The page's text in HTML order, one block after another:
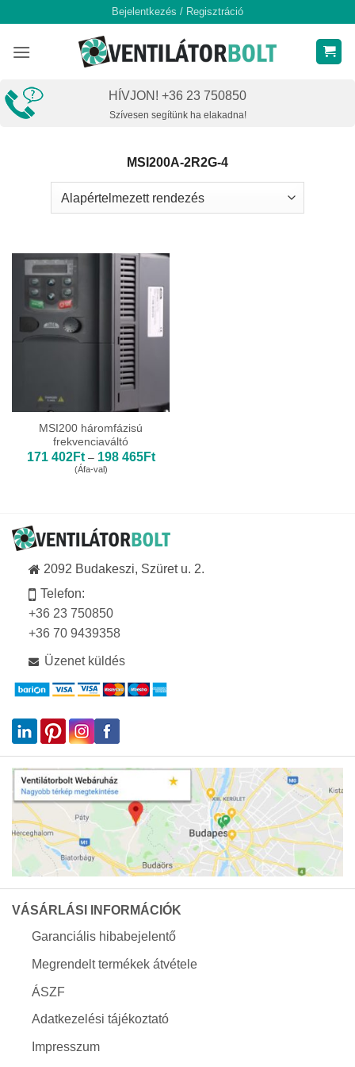
content
Bejelentkezés / Regisztráció
HÍVJON! +36 23 750850
Szívesen segítünk ha elakadna!
MSI200A-2R2G-4
MSI200 háromfázisú
frekvenciaváltó
171 402Ft – 198 465FtÁrtartomány:
(Áfa-val)
2092 Budakeszi, Szüret u. 2.
Telefon:
+36 23 750850
+36 70 9439358
Üzenet küldés
VÁSÁRLÁSI INFORMÁCIÓK
Garanciális hibabejelentő
Megrendelt termékek átvétele
ÁSZF
Adatkezelési tájékoztató
Impresszum